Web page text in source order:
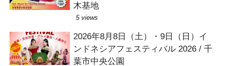
木基地
5 views
2026年8月8日（土）・9日（日）イ
ンドネシアフェスティバル 2026 / 千
葉市中央公園